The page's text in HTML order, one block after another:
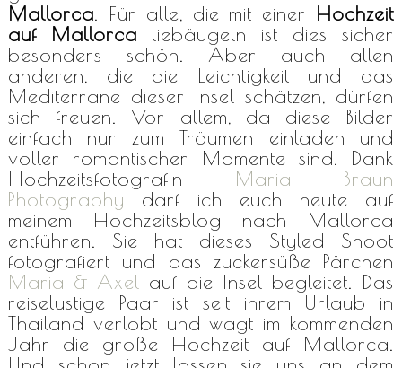
Mallorca. Für alle, die mit einer Hochzeit
auf Mallorca liebäugeln ist dies sicher
besonders schön. Aber auch allen
anderen, die die Leichtigkeit und das
Mediterrane dieser Insel schätzen, dürfen
sich freuen. Vor allem, da diese Bilder
einfach nur zum Träumen einladen und
voller romantischer Momente sind. Dank
Hochzeitsfotografin Maria Braun
Photography darf ich euch heute auf
meinem Hochzeitsblog nach Mallorca
entführen. Sie hat dieses Styled Shoot
fotografiert und das zuckersüße Pärchen
Maria & Axel auf die Insel begleitet. Das
reiselustige Paar ist seit ihrem Urlaub in
Thailand verlobt und wagt im kommenden
Jahr die große Hochzeit auf Mallorca.